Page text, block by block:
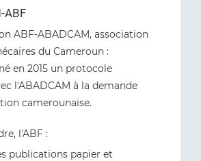
ABF
ABF-ABADCAM, association
du Cameroun :
en 2015 un protocole
l'ABADCAM à la demande
camerounaise.
l'ABF :
publications papier et